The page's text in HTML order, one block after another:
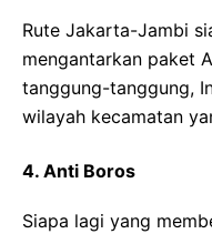
Rute Jakarta-Jambi
mengantarkan paket
tanggung-tanggung,
wilayah kecamatan
4. Anti Boros
Siapa lagi yang